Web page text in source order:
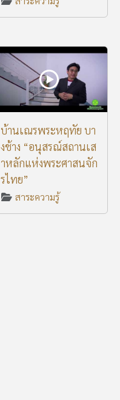
บ้านเณรพระหฤทัย บา
งช้าง “อนุสรณ์สถานเส
าหลักแห่งพระศาสนจัก
รไทย”
สาระความรู้